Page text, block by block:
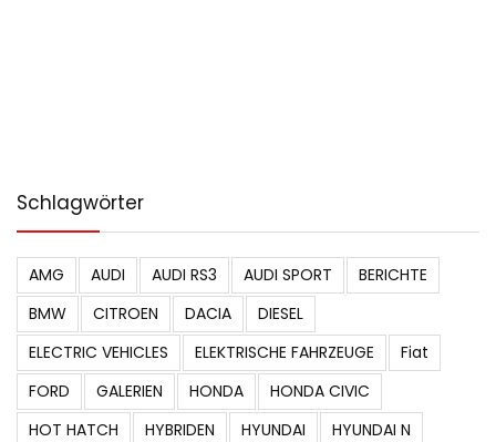
Schlagwörter
AMG AUDI AUDI RS3 AUDI SPORT
BERICHTE
BMW
CITROEN DACIA
DIESEL
ELECTRIC VEHICLES
ELEKTRISCHE FAHRZEUGE
Fiat
FORD
GALERIEN HONDA
HONDA CIVIC
HOT HATCH
HYBRIDEN HYUNDAI
HYUNDAI N